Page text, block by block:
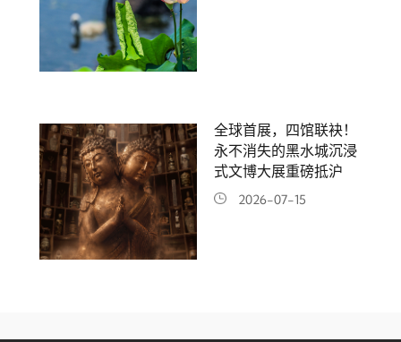
全球首展，四馆联袂！
永不消失的黑水城沉浸
式文博大展重磅抵沪
2026-07-15